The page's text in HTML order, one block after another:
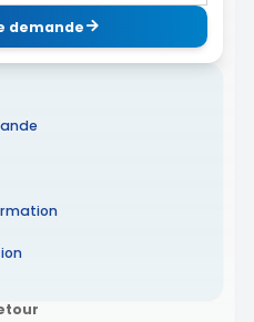
demande